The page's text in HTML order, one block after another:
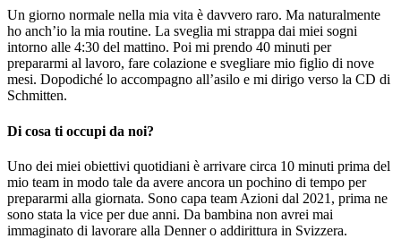
Un giorno normale nella mia vita è davvero raro. Ma naturalmente
ho anch’io la mia routine. La sveglia mi strappa dai miei sogni
intorno alle 4:30 del mattino. Poi mi prendo 40 minuti per
prepararmi al lavoro, fare colazione e svegliare mio figlio di nove
mesi. Dopodiché lo accompagno all’asilo e mi dirigo verso la CD di
Schmitten.
Di cosa ti occupi da noi?
Uno dei miei obiettivi quotidiani è arrivare circa 10 minuti prima del
mio team in modo tale da avere ancora un pochino di tempo per
prepararmi alla giornata. Sono capa team Azioni dal 2021, prima ne
sono stata la vice per due anni. Da bambina non avrei mai
immaginato di lavorare alla Denner o addirittura in Svizzera.